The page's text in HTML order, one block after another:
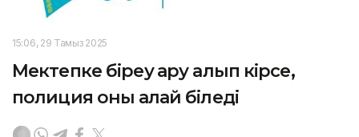
15:06, 29 Тамыз 2025
Мектепке біреу қару алып кірсе,
полиция оны қалай біледі